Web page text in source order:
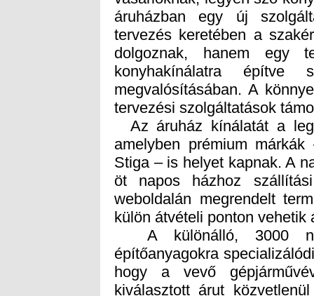
tervezési szolgáltatások
Az áruház kínálatát a
amelyben prémium
Stiga – is helyet kapnak. A
öt napos házhoz
weboldalán megrendelt
külön átvételi ponton vehetik
A különálló, 3000
építőanyagokra
hogy a vevő
kiválasztott árut
szakemberek számára is
és hatékony